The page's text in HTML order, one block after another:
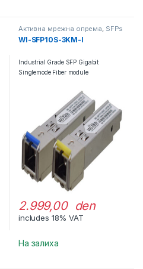
Активна мрежна опрема, SFPs
WI-SFP10S-3KM-I
Industrial Grade SFP Gigabit
Singlemode Fiber module
2.999,00 den
includes 18% VAT
На залиха